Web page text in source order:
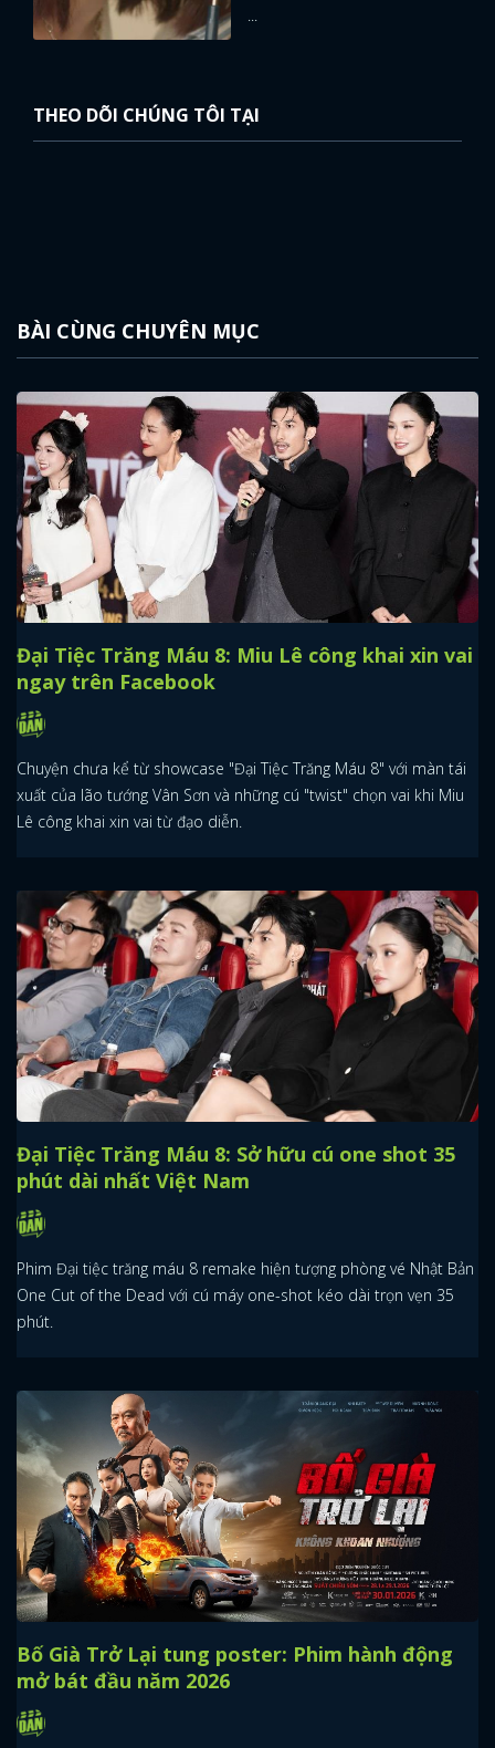
THEO DÕI CHÚNG TÔI TẠI
BÀI CÙNG CHUYÊN MỤC
Đại Tiệc Trăng Máu 8: Miu Lê công khai xin vai
ngay trên Facebook
Chuyện chưa kể từ showcase "Đại Tiệc Trăng Máu 8" với màn tái
xuất của lão tướng Vân Sơn và những cú "twist" chọn vai khi Miu
Lê công khai xin vai từ đạo diễn.
Đại Tiệc Trăng Máu 8: Sở hữu cú one shot 35
phút dài nhất Việt Nam
Phim Đại tiệc trăng máu 8 remake hiện tượng phòng vé Nhật Bản
One Cut of the Dead với cú máy one-shot kéo dài trọn vẹn 35
phút.
Bố Già Trở Lại tung poster: Phim hành động
mở bát đầu năm 2026